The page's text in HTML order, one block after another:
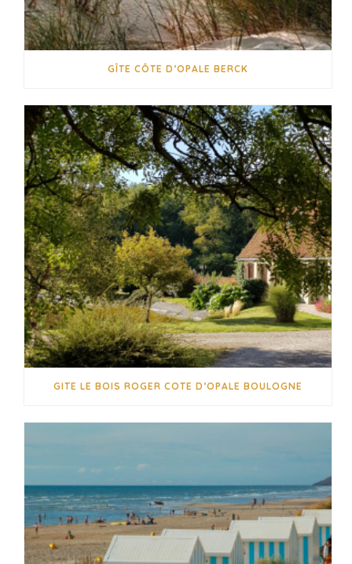
GÎTE CÔTE D’OPALE BERCK
GITE LE BOIS ROGER COTE D’OPALE BOULOGNE